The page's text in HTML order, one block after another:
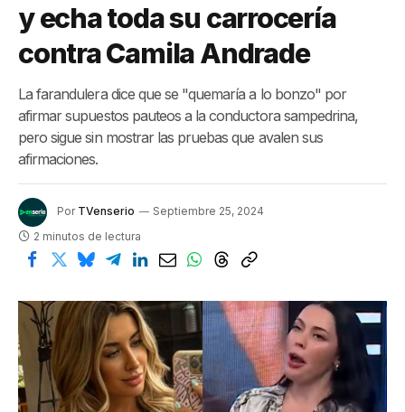
y echa toda su carrocería
contra Camila Andrade
La farandulera dice que se "quemaría a lo bonzo" por
afirmar supuestos pauteos a la conductora sampedrina,
pero sigue sin mostrar las pruebas que avalen sus
afirmaciones.
Por TVenserio
Septiembre 25, 2024
2 minutos de lectura